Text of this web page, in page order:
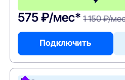
575 ₽/мес* 1 150 ₽/
Подключить